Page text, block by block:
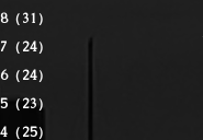
31）
24）
24）
23）
25）